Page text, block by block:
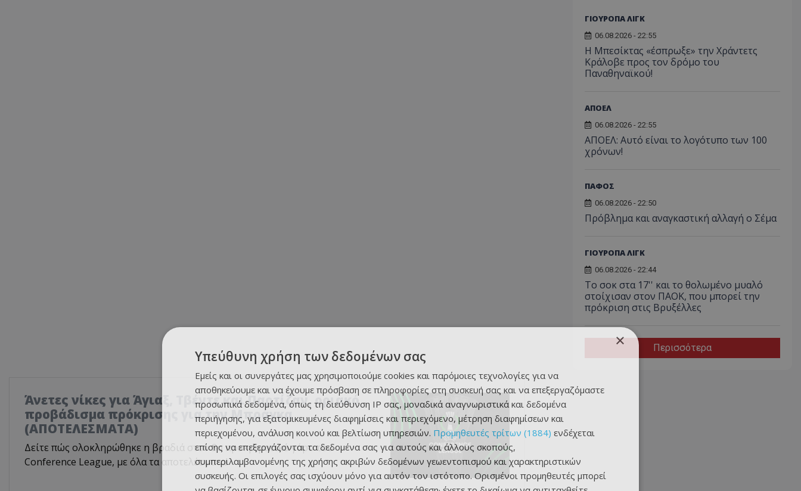
Άνετες νίκες για Άγιαξ, Τβέντε και Παρτίζαν, οριακό
προβάδισμα πρόκρισης για την Μπράγκα
(ΑΠΟΤΕΛΕΣΜΑΤΑ)
Δείτε πώς ολοκληρώθηκε η βραδιά στον 3ο προκριματικό γύρο του
Conference League, με όλα τα αποτελέσματα!
ΓΙΟΥΡΟΠΑ ΛΙΓΚ
06.08.2026 - 22:55
Η Μπεσίκτας «έσπρωξε» την Χράντετς
Κράλοβε προς τον δρόμο του
Παναθηναϊκού!
ΑΠΟΕΛ
06.08.2026 - 22:55
ΑΠΟΕΛ: Αυτό είναι το λογότυπο των 100
χρόνων!
ΠΑΦΟΣ
06.08.2026 - 22:50
Πρόβλημα και αναγκαστική αλλαγή ο Σέμα
ΓΙΟΥΡΟΠΑ ΛΙΓΚ
06.08.2026 - 22:44
Το σοκ στα 17'' και το θολωμένο μυαλό
στοίχισαν στον ΠΑΟΚ, που μπορεί την
πρόκριση στις Βρυξέλλες
Περισσότερα
×
Υπεύθυνη χρήση των δεδομένων σας
Εμείς και οι συνεργάτες μας χρησιμοποιούμε cookies και παρόμοιες τεχνολογίες για να
αποθηκεύουμε και να έχουμε πρόσβαση σε πληροφορίες στη συσκευή σας και να επεξεργαζόμαστε
προσωπικά δεδομένα, όπως τη διεύθυνση IP σας, μοναδικά αναγνωριστικά και δεδομένα
περιήγησης, για εξατομικευμένες διαφημίσεις και περιεχόμενο, μέτρηση διαφημίσεων και
περιεχομένου, ανάλυση κοινού και βελτίωση υπηρεσιών. Προμηθευτές τρίτων (1884) ενδέχεται
επίσης να επεξεργάζονται τα δεδομένα σας για αυτούς και άλλους σκοπούς,
συμπεριλαμβανομένης της χρήσης ακριβών δεδομένων γεωεντοπισμού και χαρακτηριστικών
συσκευής. Οι επιλογές σας ισχύουν μόνο για αυτόν τον ιστότοπο. Ορισμένοι προμηθευτές μπορεί